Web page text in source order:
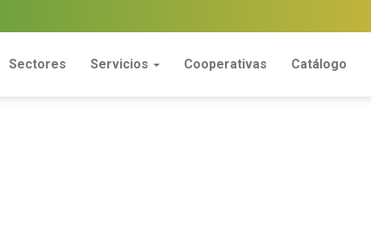
Sectores Servicios Cooperativas Catálogo